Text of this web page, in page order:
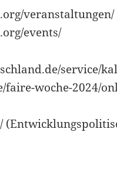
veranstaltungen/
events/
service/
woche-2024/